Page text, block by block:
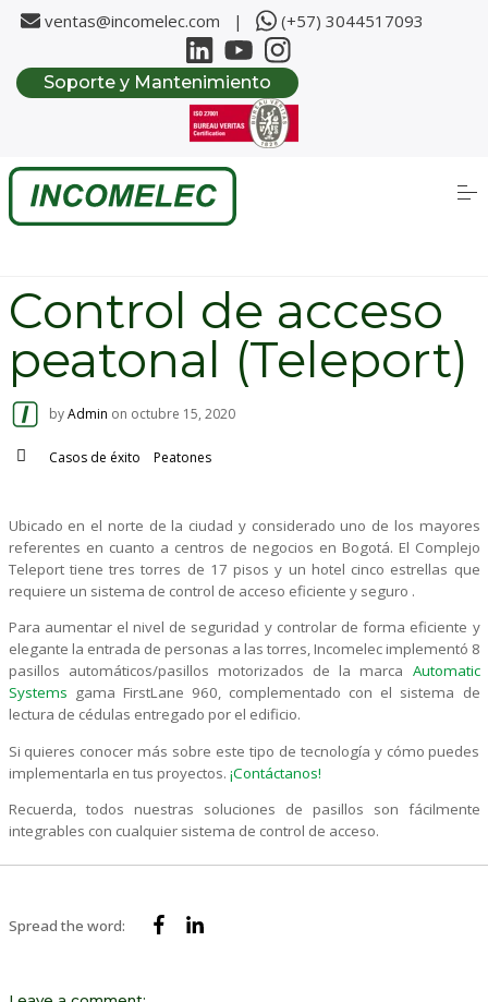
ventas@incomelec.com | (+57) 3044517093
Soporte y Mantenimiento
p
Nosotros
Fabricantes
Productos
Casos de Éxito
Servicios
Este es un campo de búsqueda con una función de
Control de acceso
peatonal (Teleport)
byAdmin on octubre 15, 2020
Casos de éxito Peatones
Ubicado en el norte de la ciudad y considerado uno de los mayores
referentes en cuanto a centros de negocios en Bogotá. El Complejo
Teleport tiene tres torres de 17 pisos y un hotel cinco estrellas que
requiere un sistema de control de acceso eficiente y seguro .
Para aumentar el nivel de seguridad y controlar de forma eficiente y
elegante la entrada de personas a las torres, Incomelec implementó 8
pasillos automáticos/pasillos motorizados de la marca Automatic
Systems gama FirstLane 960, complementado con el sistema de
lectura de cédulas entregado por el edificio.
Si quieres conocer más sobre este tipo de tecnología y cómo puedes
implementarla en tus proyectos. ¡Contáctanos!
Recuerda, todos nuestras soluciones de pasillos son fácilmente
integrables con cualquier sistema de control de acceso.
Spread the word: